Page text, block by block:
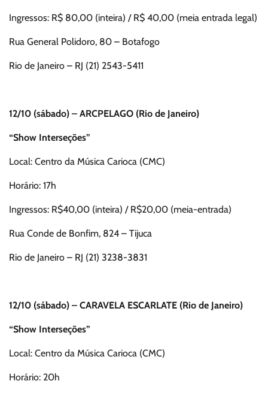
Ingressos: R$ 80,00 (inteira) / R$ 40,00 (meia entrada legal)
Rua General Polidoro, 80 – Botafogo
Rio de Janeiro – RJ (21) 2543-5411
12/10 (sábado) – ARCPELAGO (Rio de Janeiro)
“Show Interseções”
Local: Centro da Música Carioca (CMC)
Horário: 17h
Ingressos: R$40,00 (inteira) / R$20,00 (meia-entrada)
Rua Conde de Bonfim, 824 – Tijuca
Rio de Janeiro – RJ (21) 3238-3831
12/10 (sábado) – CARAVELA ESCARLATE (Rio de Janeiro)
“Show Interseções”
Local: Centro da Música Carioca (CMC)
Horário: 20h